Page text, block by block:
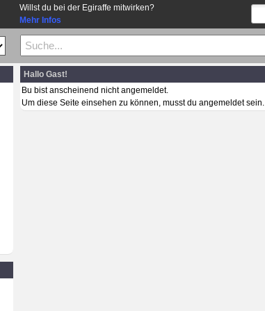
Willst du bei der Egiraffe mitwirken?
Mehr Infos
Hallo Gast!
Bu bist anscheinend nicht angemeldet.
Um diese Seite einsehen zu können, musst du angemeldet sein.